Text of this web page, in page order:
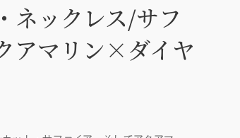
ネックレス/サフ
アマリン×ダイヤ